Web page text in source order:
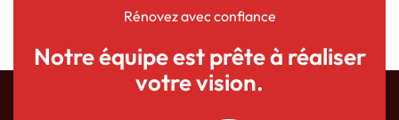
Rénovez avec confiance
Notre équipe est prête à réaliser
votre vision.